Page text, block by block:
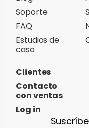
Soporte
FAQ
Estudios de
caso
Clientes
Contacto
con ventas
Log in